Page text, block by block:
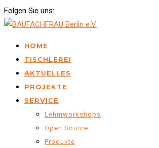
Folgen Sie uns:
HOME
TISCHLEREI
AKTUELLES
PROJEKTE
SERVICE
Lehmworkshops
Open Source
Produkte